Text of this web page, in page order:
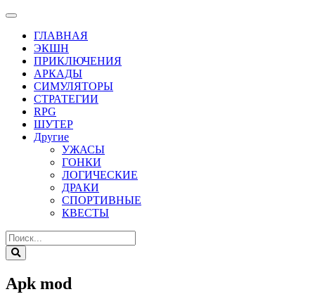
ГЛАВНАЯ
ЭКШН
ПРИКЛЮЧЕНИЯ
АРКАДЫ
СИМУЛЯТОРЫ
СТРАТЕГИИ
RPG
ШУТЕР
Другие
УЖАСЫ
ГОНКИ
ЛОГИЧЕСКИЕ
ДРАКИ
СПОРТИВНЫЕ
КВЕСТЫ
Apk mod